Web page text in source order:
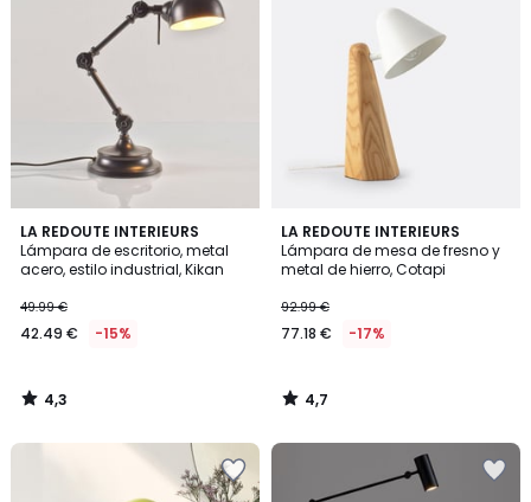
LA REDOUTE INTERIEURS
Lámpara de escritorio, metal
acero, estilo industrial, Kikan
49.99 €
42.49 € -15%
4,3
/ 5
4,3
/
LA REDOUTE INTERIEURS
Lámpara de mesa de fresno y
metal de hierro, Cotapi
92.99 €
77.18 € -17%
4,7
/ 5
4,7
/